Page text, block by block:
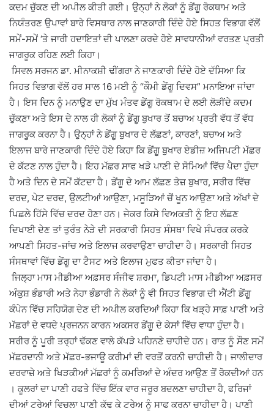
ਕਦਮ ਚੁੱਕਣ ਦੀ ਅਪੀਲ ਕੀਤੀ ਗਈ। ਉਨ੍ਹਾਂ ਨੇ ਲੋਕਾਂ ਨੂੰ ਡੇਂਗੂ ਰੋਕਥਾਮ ਅਤੇ
ਨਿਯੰਤਰਣ ਉਪਾਵਾਂ ਬਾਰੇ ਵਿਸਥਾਰ ਨਾਲ ਜਾਣਕਾਰੀ ਦਿੰਦੇ ਹੋਏ ਸਿਹਤ ਵਿਭਾਗ ਵੱਲੋਂ
ਸਮੇਂ-ਸਮੇਂ ‘ਤੇ ਜਾਰੀ ਹਦਾਇਤਾਂ ਦੀ ਪਾਲਣਾ ਕਰਦੇ ਹੋਏ ਸਾਵਧਾਨੀਆਂ ਵਰਤਣ ਪ੍ਰਤੀ
ਜਾਗਰੂਕ ਰਹਿਣ ਲਈ ਕਿਹਾ।
‎ ਸਿਵਲ ਸਰਜਨ ਡਾ. ਮੀਨਾਕਸ਼ੀ ਢੀਂਗਰਾ ਨੇ ਜਾਣਕਾਰੀ ਦਿੰਦੇ ਹੋਏ ਦੱਸਿਆ ਕਿ
ਸਿਹਤ ਵਿਭਾਗ ਵੱਲੋਂ ਹਰ ਸਾਲ 16 ਮਈ ਨੂੰ “ਕੌਮੀ ਡੇਂਗੂ ਦਿਵਸ” ਮਨਾਇਆ ਜਾਂਦਾ
ਹੈ। ਇਸ ਦਿਨ ਨੂੰ ਮਨਾਉਣ ਦਾ ਮੁੱਖ ਮੰਤਵ ਡੇਂਗੂ ਰੋਕਥਾਮ ਦੇ ਲਈ ਲੋੜੀਂਦੇ ਕਦਮ
ਚੁੱਕਣਾ ਅਤੇ ਇਸ ਦੇ ਨਾਲ ਹੀ ਲੋਕਾਂ ਨੂੰ ਡੇਂਗੂ ਬੁਖਾਰ ਤੋਂ ਬਚਾਅ ਪ੍ਰਤੀ ਵੱਧ ਤੋਂ ਵੱਧ
ਜਾਗਰੂਕ ਕਰਨਾ ਹੈ। ਉਨ੍ਹਾਂ ਨੇ ਡੇਂਗੂ ਬੁਖਾਰ ਦੇ ਲੱਛਣਾਂ, ਕਾਰਣਾਂ, ਬਚਾਅ ਅਤੇ
ਇਲਾਜ ਬਾਰੇ ਜਾਣਕਾਰੀ ਦਿੰਦੇ ਹੋਏ ਕਿਹਾ ਕਿ ਡੇਂਗੂ ਬੁਖਾਰ ਏਡੀਜ਼ ਅਜਿਪਟੀ ਮੱਛਰ
ਦੇ ਕੱਟਣ ਨਾਲ ਹੁੰਦਾ ਹੈ। ਇਹ ਮੱਛਰ ਸਾਫ ਖੜੇ ਪਾਣੀ ਦੇ ਸੋਮਿਆਂ ਵਿੱਚ ਪੈਦਾ ਹੁੰਦਾ
ਹੈ ਅਤੇ ਦਿਨ ਦੇ ਸਮੇਂ ਕੱਟਦਾ ਹੈ। ਡੇਂਗੂ ਦੇ ਆਮ ਲੱਛਣ ਤੇਜ਼ ਬੁਖਾਰ, ਸਰੀਰ ਵਿੱਚ
ਦਰਦ, ਪੇਟ ਦਰਦ, ਉਲਟੀਆਂ ਆਉਣਾ, ਮਸੂੜਿਆਂ ਚੋਂ ਖੂਨ ਆਉਣਾ ਅਤੇ ਅੱਖਾਂ ਦੇ
ਪਿਛਲੇ ਹਿੱਸੇ ਵਿੱਚ ਦਰਦ ਹੋਣਾ ਹਨ। ਜੇਕਰ ਕਿਸੇ ਵਿਅਕਤੀ ਨੂੰ ਇਹ ਲੱਛਣ
ਦਿਖਾਈ ਦੇਣ ਤਾਂ ਤੁਰੰਤ ਨੇੜੇ ਦੀ ਸਰਕਾਰੀ ਸਿਹਤ ਸੰਸਥਾ ਵਿਖੇ ਸੰਪਰਕ ਕਰਕੇ
ਆਪਣੀ ਸਿਹਤ-ਜਾਂਚ ਅਤੇ ਇਲਾਜ ਕਰਵਾਉਣਾ ਚਾਹੀਦਾ ਹੈ। ਸਰਕਾਰੀ ਸਿਹਤ
ਸੰਸਥਾਵਾਂ ਵਿੱਚ ਡੇਂਗੂ ਦਾ ਟੈਸਟ ਅਤੇ ਇਲਾਜ ਮੁਫਤ ਕੀਤਾ ਜਾਂਦਾ ਹੈ।
‎ ਜਿਲ੍ਹਾ ਮਾਸ ਮੀਡੀਆ ਅਫ਼ਸਰ ਸੰਜੀਵ ਸ਼ਰਮਾ, ਡਿਪਟੀ ਮਾਸ ਮੀਡੀਆ ਅਫ਼ਸਰ
ਅੰਕੁਸ਼ ਭੰਡਾਰੀ ਅਤੇ ਨੇਹਾ ਭੰਡਾਰੀ ਨੇ ਲੋਕਾਂ ਨੂੰ ਵੀ ਸਿਹਤ ਵਿਭਾਗ ਦੀ ਐਂਟੀ ਡੇਂਗੂ
ਕੰਪੇਨ ਵਿੱਚ ਸਹਿਯੋਗ ਦੇਣ ਦੀ ਅਪੀਲ ਕਰਦਿਆਂ ਕਿਹਾ ਕਿ ਖੜ੍ਹੇ ਸਾਫ਼ ਪਾਣੀ ਅਤੇ
ਮੱਛਰਾਂ ਦੇ ਵਧਦੇ ਪ੍ਰਜਨਨ ਕਾਰਨ ਅਕਸਰ ਡੇਂਗੂ ਦੇ ਕੇਸਾਂ ਵਿੱਚ ਵਾਧਾ ਹੁੰਦਾ ਹੈ।
ਸਰੀਰ ਨੂੰ ਪੂਰੀ ਤਰ੍ਹਾਂ ਢੱਕਣ ਵਾਲੇ ਕੱਪੜੇ ਪਹਿਨਣੇ ਚਾਹੀਦੇ ਹਨ। ਰਾਤ ਨੂੰ ਸੌਣ ਸਮੇਂ
ਮੱਛਰਦਾਨੀ ਅਤੇ ਮੱਛਰ-ਭਜਾਊ ਕਰੀਮਾਂ ਦੀ ਵਰਤੋਂ ਕਰਨੀ ਚਾਹੀਦੀ ਹੈ। ਜਾਲੀਦਾਰ
ਦਰਵਾਜ਼ੇ ਅਤੇ ਖਿੜਕੀਆਂ ਮੱਛਰਾਂ ਨੂੰ ਕਮਰਿਆਂ ਦੇ ਅੰਦਰ ਆਉਣ ਤੋਂ ਰੋਕਦੀਆਂ ਹਨ
। ਕੂਲਰਾਂ ਦਾ ਪਾਣੀ ਹਫਤੇ ਵਿੱਚ ਇੱਕ ਵਾਰ ਜਰੂਰ ਬਦਲਣਾ ਚਾਹੀਦਾ ਹੈ, ਫਰਿਜਾਂ
ਦੀਆਂ ਟਰੇਆਂ ਵਿਚਲਾ ਪਾਣੀ ਕੱਢ ਕੇ ਟਰੇਅ ਨੂੰ ਸਾਫ ਕਰਨਾ ਚਾਹੀਦਾ ਹੈ। ਪਾਣੀ